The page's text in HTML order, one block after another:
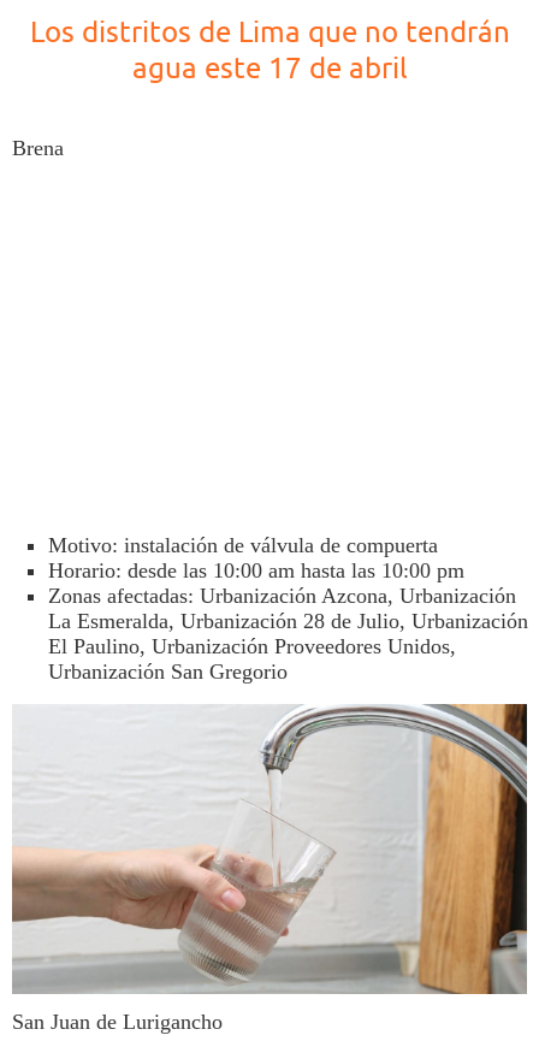
Los distritos de Lima que no tendrán
agua este 17 de abril
Brena
Motivo: instalación de válvula de compuerta
Horario: desde las 10:00 am hasta las 10:00 pm
Zonas afectadas: Urbanización Azcona, Urbanización
La Esmeralda, Urbanización 28 de Julio, Urbanización
El Paulino, Urbanización Proveedores Unidos,
Urbanización San Gregorio
San Juan de Lurigancho